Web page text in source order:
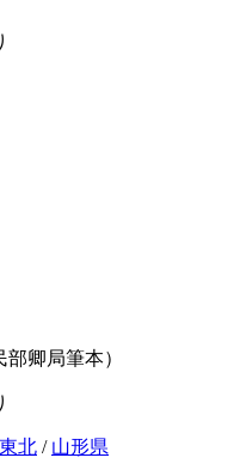
卿局筆本）
東北 / 山形県